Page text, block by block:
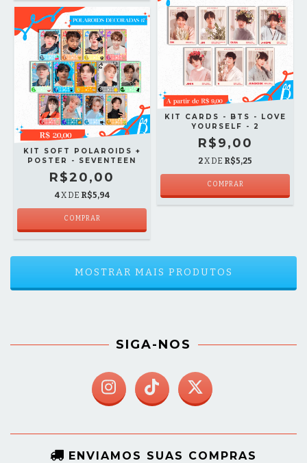
KIT SOFT POLAROIDS +
POSTER - SEVENTEEN
R$20,00
4X DE R$5,94
COMPRAR
KIT CARDS - BTS - LOVE
YOURSELF - 2
R$9,00
2X DE R$5,25
COMPRAR
MOSTRAR MAIS PRODUTOS
SIGA-NOS
ENVIAMOS SUAS COMPRAS